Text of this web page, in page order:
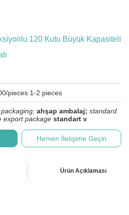
120 Kutu Büyük Kapasiteli
pieces 1-2 pieces
ahşap ambalaj; standard
export package standart v
Hemen İletişime Geçin
Ürün Açıklaması